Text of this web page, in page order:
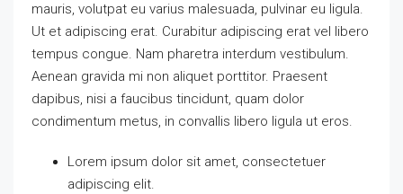
mauris, volutpat eu varius malesuada, pulvinar eu ligula.
Ut et adipiscing erat. Curabitur adipiscing erat vel libero
tempus congue. Nam pharetra interdum vestibulum.
Aenean gravida mi non aliquet porttitor. Praesent
dapibus, nisi a faucibus tincidunt, quam dolor
condimentum metus, in convallis libero ligula ut eros.
Lorem ipsum dolor sit amet, consectetuer
adipiscing elit.